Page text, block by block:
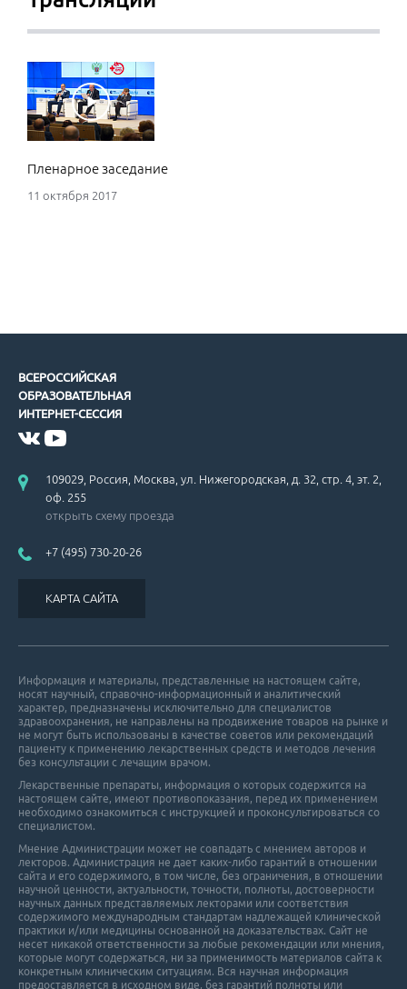
Пленарное заседание
11 октября 2017
ВСЕРОССИЙСКАЯ
ОБРАЗОВАТЕЛЬНАЯ
ИНТЕРНЕТ-СЕССИЯ
109029, Россия, Москва, ул. Нижегородская, д. 32, стр. 4, эт. 2,
оф. 255
открыть схему проезда
+7 (495) 730-20-26
КАРТА САЙТА
Информация и материалы, представленные на настоящем сайте,
носят научный, справочно-информационный и аналитический
характер, предназначены исключительно для специалистов
здравоохранения, не направлены на продвижение товаров на рынке и
не могут быть использованы в качестве советов или рекомендаций
пациенту к применению лекарственных средств и методов лечения
без консультации с лечащим врачом.
Лекарственные препараты, информация о которых содержится на
настоящем сайте, имеют противопоказания, перед их применением
необходимо ознакомиться с инструкцией и проконсультироваться со
специалистом.
Мнение Администрации может не совпадать с мнением авторов и
лекторов. Администрация не дает каких-либо гарантий в отношении
cайта и его cодержимого, в том числе, без ограничения, в отношении
научной ценности, актуальности, точности, полноты, достоверности
научных данных представляемых лекторами или соответствия
содержимого международным стандартам надлежащей клинической
практики и/или медицины основанной на доказательствах. Сайт не
несет никакой ответственности за любые рекомендации или мнения,
которые могут содержаться, ни за применимость материалов сайта к
конкретным клиническим ситуациям. Вся научная информация
предоставляется в исходном виде, без гарантий полноты или